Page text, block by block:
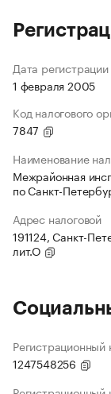
Дата регистрации
1 февраля 2005
Код налогового
7847
Наименование
Межрайонная
по Санкт-
Адрес налоговой
191124, Санкт-
лит.О
1247548256